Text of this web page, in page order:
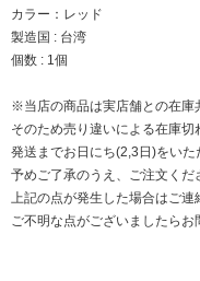
カラー：レッド
製造国 : 台湾
個数 : 1個
※当店の商品は実店舗との在庫
そのため売り違いによる在庫切
発送までお日にち(2,3日)をいた
予めご了承のうえ、ご注文くだ
上記の点が発生した場合はご連
ご不明な点がございましたらお